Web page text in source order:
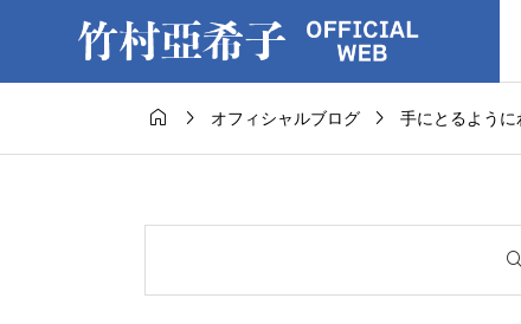
  オフィシャルブログ  手にとるよう